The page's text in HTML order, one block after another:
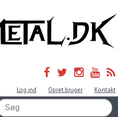
Log ind Opret bruger Kontakt